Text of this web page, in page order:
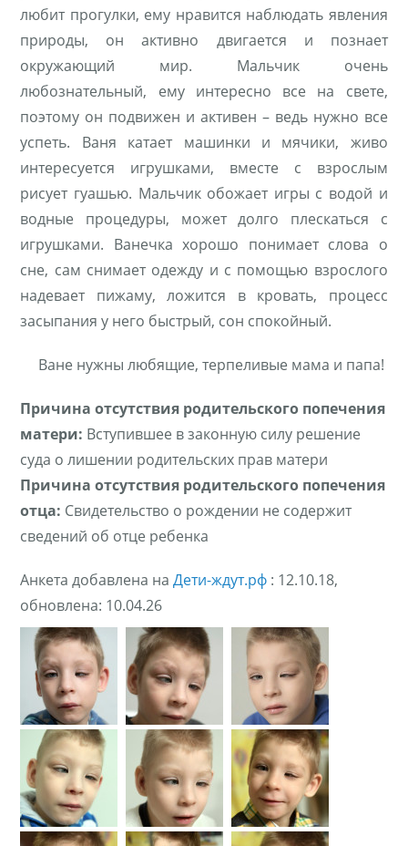
любит прогулки, ему нравится наблюдать явления
природы, он активно двигается и познает
окружающий мир. Мальчик очень
любознательный, ему интересно все на свете,
поэтому он подвижен и активен – ведь нужно все
успеть. Ваня катает машинки и мячики, живо
интересуется игрушками, вместе с взрослым
рисует гуашью. Мальчик обожает игры с водой и
водные процедуры, может долго плескаться с
игрушками. Ванечка хорошо понимает слова о
сне, сам снимает одежду и с помощью взрослого
надевает пижаму, ложится в кровать, процесс
засыпания у него быстрый, сон спокойный.
Ване нужны любящие, терпеливые мама и папа!
Причина отсутствия родительского попечения
матери: Вступившее в законную силу решение
суда о лишении родительских прав матери
Причина отсутствия родительского попечения
отца: Свидетельство о рождении не содержит
сведений об отце ребенка
Анкета добавлена наДети-ждут.рф : 12.10.18,
обновлена: 10.04.26